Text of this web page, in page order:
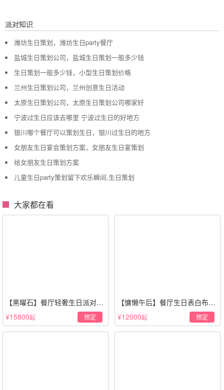
派对知识
潍坊生日策划，潍坊生日party餐厅
盐城生日策划公司，盐城生日策划一般多少钱
生日策划一般多少钱，小型生日策划价格
兰州生日策划公司，兰州创意生日活动
太原生日策划公司，太原生日策划公司哪家好
宁波过生日应该去哪里 宁波过生日的好地方
银川哪个餐厅可以策划生日，银川过生日的地方
女朋友生日宴会策划方案，女朋友生日宴策划
给女朋友生日策划方案
儿童生日party策划留下欢乐瞬间,生日策划
大家都在看
【黑曜石】餐厅轻奢生日派对策
划·黑金风格
¥15800起 预定
【慵懒午后】餐厅生日表白布置
场景·轻奢白色系
¥12000起 预定